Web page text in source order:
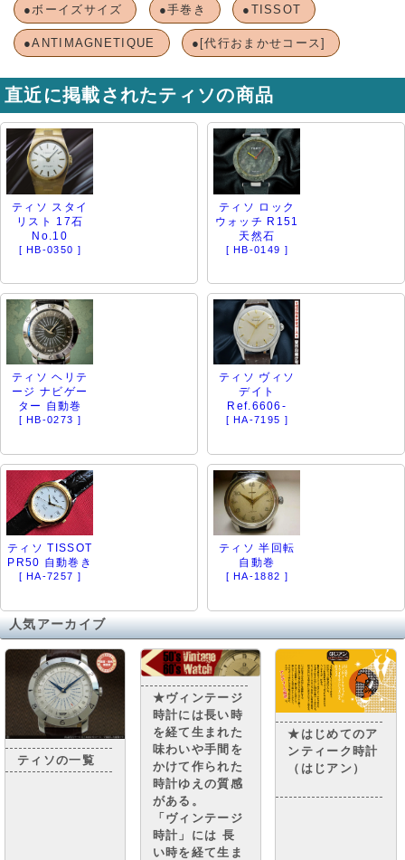
●ボーイズサイズ ●手巻き ●TISSOT
●ANTIMAGNETIQUE ●[代行おまかせコース]
直近に掲載されたティソの商品
ティソ スタイ
リスト 17石
No.10
[ HB-0350 ]
ティソ ロック
ウォッチ R151
天然石
[ HB-0149 ]
ティソ ヘリテ
ージ ナビゲー
ター 自動巻
[ HB-0273 ]
ティソ ヴィソ
デイト
Ref.6606-
[ HA-7195 ]
ティソ TISSOT
PR50 自動巻き
[ HA-7257 ]
ティソ 半回転
自動巻
[ HA-1882 ]
人気アーカイブ
ティソの一覧
★ヴィンテージ
時計には長い時
を経て生まれた
味わいや手間を
かけて作られた
時計ゆえの質感
がある。
「ヴィンテージ
時計」には 長
い時を経て生ま
★はじめてのア
ンティーク時計
（はじアン）